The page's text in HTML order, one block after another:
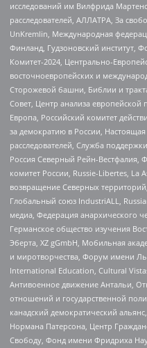
исследований им Вилфрида
расследователей, АЛЛАТРА, За
UnKremlin, Международная
Финланд, Гудзоновский институт,
Комитет-2024, Центрально-
восточноевропейских и
Сторожевой башни, Библии и
Совет, Центр анализа европейской
Европа, Российский комитет
за демократию в России,
расследователей, Служба
Россия Северный Рейн-
комитет России, Russie-Libertes, La
возвращение Северных
Глобальный союз IndustriALL,
медиа, Федерация анархического
Германское общество изучения
Эберта, XZ gGmbH, Мобильная
и миротворчества, Форум имени
International Education, Cultural
Антивоенное движение Антальи,
отношений и государственной
канадский демократический
Нормана Патерсона, Центр
Свободу, Фонд имени Фридриха